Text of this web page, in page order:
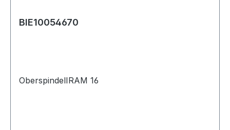
BIE10054670
OberspindelIRAM 16